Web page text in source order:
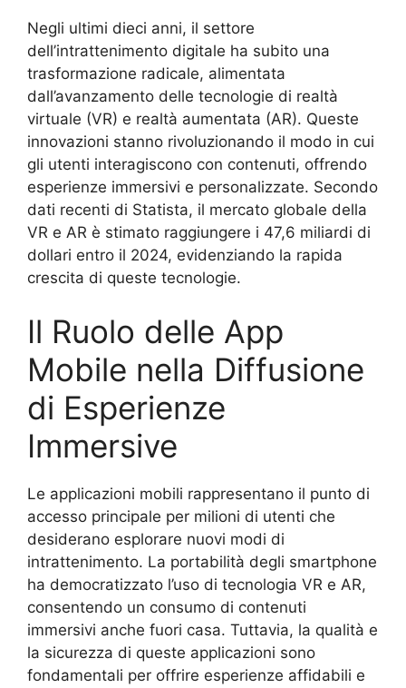
Negli ultimi dieci anni, il settore
dell’intrattenimento digitale ha subito una
trasformazione radicale, alimentata
dall’avanzamento delle tecnologie di realtà
virtuale (VR) e realtà aumentata (AR). Queste
innovazioni stanno rivoluzionando il modo in cui
gli utenti interagiscono con contenuti, offrendo
esperienze immersivi e personalizzate. Secondo
dati recenti di Statista, il mercato globale della
VR e AR è stimato raggiungere i 47,6 miliardi di
dollari entro il 2024, evidenziando la rapida
crescita di queste tecnologie.
Il Ruolo delle App
Mobile nella Diffusione
di Esperienze
Immersive
Le applicazioni mobili rappresentano il punto di
accesso principale per milioni di utenti che
desiderano esplorare nuovi modi di
intrattenimento. La portabilità degli smartphone
ha democratizzato l’uso di tecnologia VR e AR,
consentendo un consumo di contenuti
immersivi anche fuori casa. Tuttavia, la qualità e
la sicurezza di queste applicazioni sono
fondamentali per offrire esperienze affidabili e